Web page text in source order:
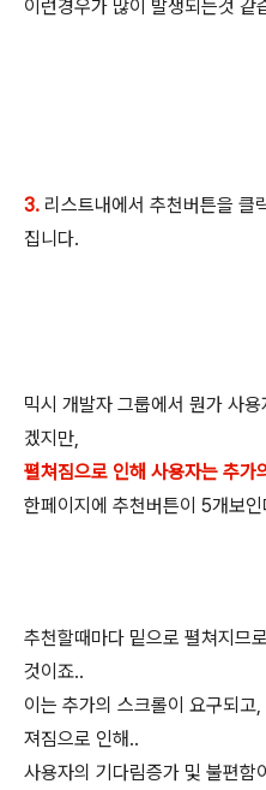
이런경우가 많이 발생되는것 같
3. 리스트내에서 추천버튼을 클
집니다.
믹시 개발자 그룹에서 뭔가 사
겠지만,
펼쳐짐으로 인해 사용자는 추가
한페이지에 추천버튼이 5개보인
추천할때마다 밑으로 펼쳐지므
것이죠..
이는 추가의 스크롤이 요구되고
져짐으로 인해..
사용자의 기다림증가 및 불편함